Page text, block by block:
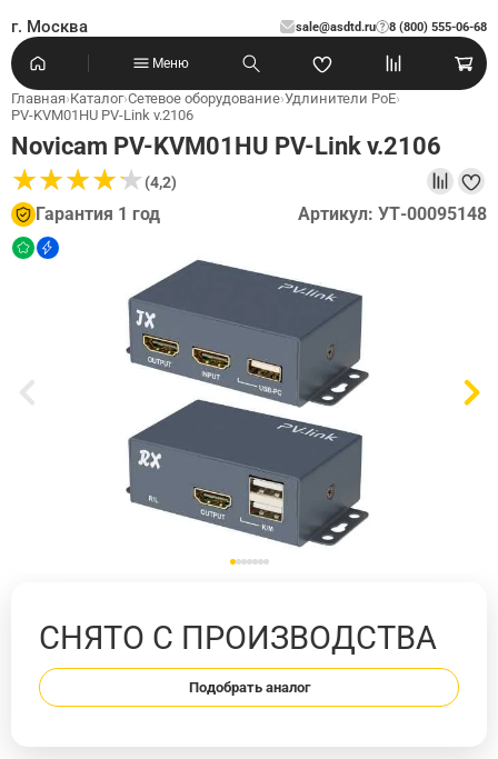
г. Москва sale@asdtd.ru 8 (800) 555-06-68
?
Меню
Главная›Каталог›Сетевое оборудование›Удлинители PoE›
PV-KVM01HU PV-Link v.2106
Novicam PV-KVM01HU PV-Link v.2106
★★★★★
★★★★★(4,2)
Гарантия 1 год Артикул: УТ-00095148
СНЯТО С ПРОИЗВОДСТВА
Подобрать аналог